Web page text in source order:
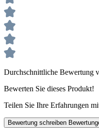
Durchschnittliche Bewertung
Bewerten Sie dieses Produkt!
Teilen Sie Ihre Erfahrungen
Bewertung schreiben